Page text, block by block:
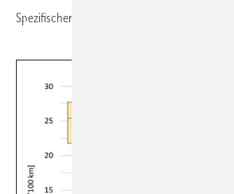
Spezifischer Kraftstoffbedarf